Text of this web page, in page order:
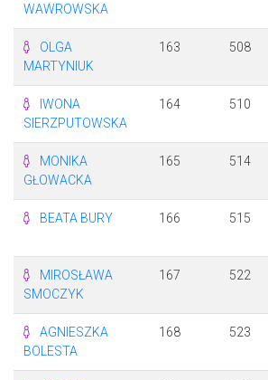
WAWROWSKA
OLGA
MARTYNIUK
163 508
IWONA
SIERZPUTOWSKA
164 510
MONIKA
GŁOWACKA
165 514
BEATA BURY 166 515
MIROSŁAWA
SMOCZYK
167 522
AGNIESZKA
BOLESTA
168 523